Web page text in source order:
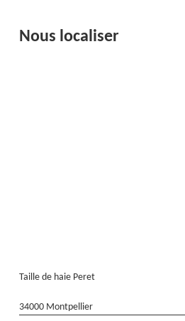
Nous localiser
Taille de haie Peret
34000 Montpellier